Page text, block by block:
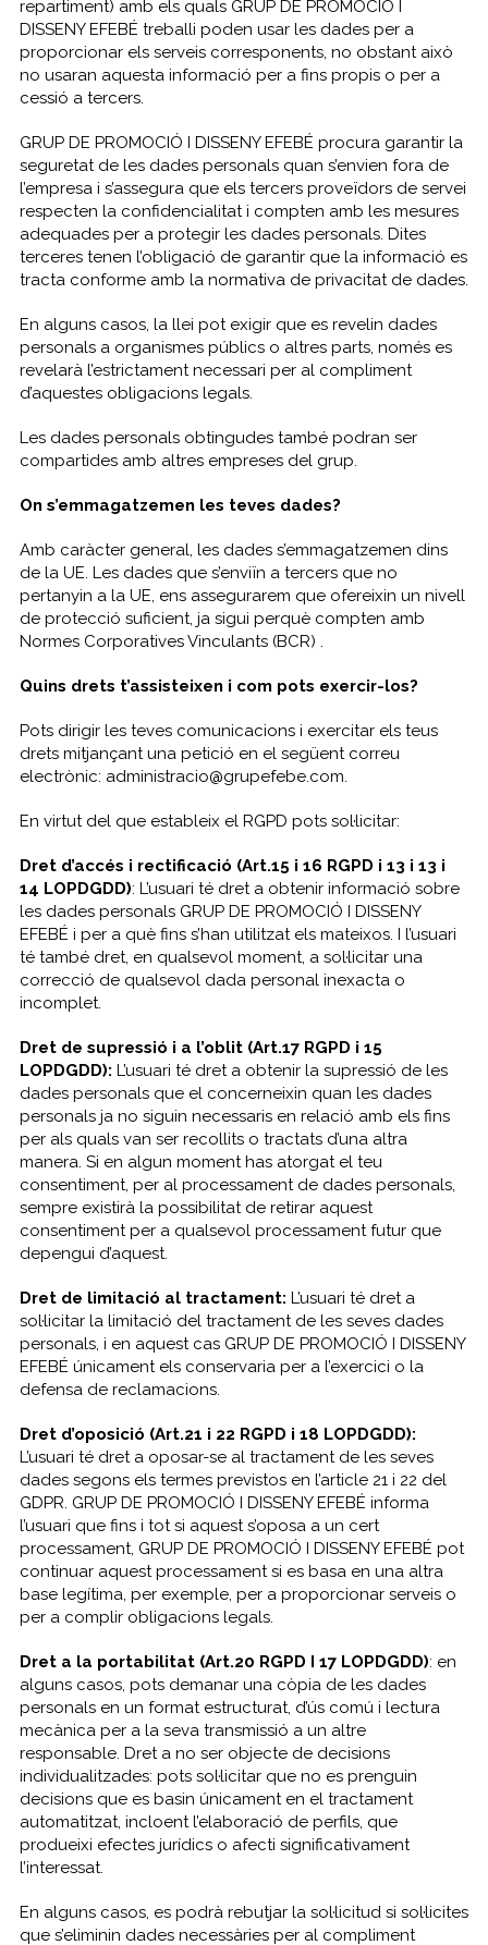
repartiment) amb els quals GRUP DE PROMOCIÓ I
DISSENY EFEBÉ treballi poden usar les dades per a
proporcionar els serveis corresponents, no obstant això
no usaran aquesta informació per a fins propis o per a
cessió a tercers.
GRUP DE PROMOCIÓ I DISSENY EFEBÉ procura garantir la
seguretat de les dades personals quan s’envien fora de
l’empresa i s’assegura que els tercers proveïdors de servei
respecten la confidencialitat i compten amb les mesures
adequades per a protegir les dades personals. Dites
terceres tenen l’obligació de garantir que la informació es
tracta conforme amb la normativa de privacitat de dades.
En alguns casos, la llei pot exigir que es revelin dades
personals a organismes públics o altres parts, només es
revelarà l’estrictament necessari per al compliment
d’aquestes obligacions legals.
Les dades personals obtingudes també podran ser
compartides amb altres empreses del grup.
On s’emmagatzemen les teves dades?
Amb caràcter general, les dades s’emmagatzemen dins
de la UE. Les dades que s’enviïn a tercers que no
pertanyin a la UE, ens assegurarem que ofereixin un nivell
de protecció suficient, ja sigui perquè compten amb
Normes Corporatives Vinculants (BCR) .
Quins drets t’assisteixen i com pots exercir-los?
Pots dirigir les teves comunicacions i exercitar els teus
drets mitjançant una petició en el següent correu
electrònic: administracio@grupefebe.com.
En virtut del que estableix el RGPD pots sol·licitar:
Dret d’accés i rectificació (Art.15 i 16 RGPD i 13 i 13 i
14 LOPDGDD): L’usuari té dret a obtenir informació sobre
les dades personals GRUP DE PROMOCIÓ I DISSENY
EFEBÉ i per a què fins s’han utilitzat els mateixos. I l’usuari
té també dret, en qualsevol moment, a sol·licitar una
correcció de qualsevol dada personal inexacta o
incomplet.
Dret de supressió i a l’oblit (Art.17 RGPD i 15
LOPDGDD): L’usuari té dret a obtenir la supressió de les
dades personals que el concerneixin quan les dades
personals ja no siguin necessaris en relació amb els fins
per als quals van ser recollits o tractats d’una altra
manera. Si en algun moment has atorgat el teu
consentiment, per al processament de dades personals,
sempre existirà la possibilitat de retirar aquest
consentiment per a qualsevol processament futur que
depengui d’aquest.
Dret de limitació al tractament: L’usuari té dret a
sol·licitar la limitació del tractament de les seves dades
personals, i en aquest cas GRUP DE PROMOCIÓ I DISSENY
EFEBÉ únicament els conservaria per a l’exercici o la
defensa de reclamacions.
Dret d’oposició (Art.21 i 22 RGPD i 18 LOPDGDD):
L’usuari té dret a oposar-se al tractament de les seves
dades segons els termes previstos en l’article 21 i 22 del
GDPR. GRUP DE PROMOCIÓ I DISSENY EFEBÉ informa
l’usuari que fins i tot si aquest s’oposa a un cert
processament, GRUP DE PROMOCIÓ I DISSENY EFEBÉ pot
continuar aquest processament si es basa en una altra
base legítima, per exemple, per a proporcionar serveis o
per a complir obligacions legals.
Dret a la portabilitat (Art.20 RGPD I 17 LOPDGDD): en
alguns casos, pots demanar una còpia de les dades
personals en un format estructurat, d’ús comú i lectura
mecànica per a la seva transmissió a un altre
responsable. Dret a no ser objecte de decisions
individualitzades: pots sol·licitar que no es prenguin
decisions que es basin únicament en el tractament
automatitzat, incloent l’elaboració de perfils, que
produeixi efectes jurídics o afecti significativament
l’interessat.
En alguns casos, es podrà rebutjar la sol·licitud si sol·licites
que s’eliminin dades necessàries per al compliment